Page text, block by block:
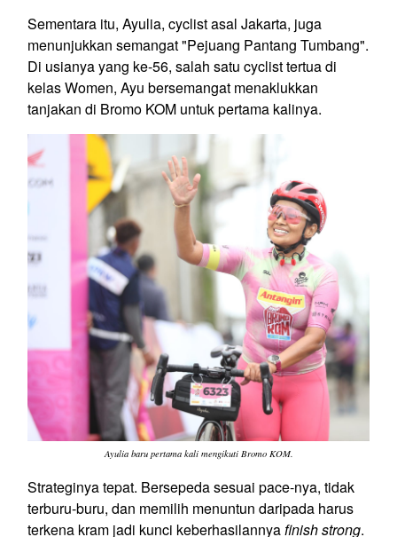
Sementara itu, Ayulia, cyclist asal Jakarta, juga
menunjukkan semangat "Pejuang Pantang Tumbang".
Di usianya yang ke-56, salah satu cyclist tertua di
kelas Women, Ayu bersemangat menaklukkan
tanjakan di Bromo KOM untuk pertama kalinya.
Ayulia baru pertama kali mengikuti Bromo KOM.
Strateginya tepat. Bersepeda sesuai pace-nya, tidak
terburu-buru, dan memilih menuntun daripada harus
terkena kram jadi kunci keberhasilannyafinish strong.